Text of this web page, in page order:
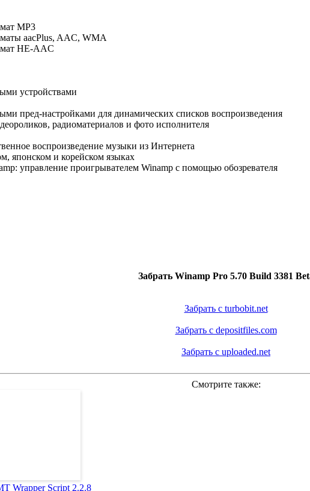
MP3
aacPlus, AAC, WMA
HE-AAC
устройствами
пред-настройками для динамических списков воспроизведения
радиоматериалов и фото исполнителя
воспроизведение музыки из Интернета
японском и корейском языках
управление проигрывателем Winamp с помощью обозревателя
Забрать Winamp Pro 5.70 Build 3381
Забрать с turbobit.net
Забрать с depositfiles.com
Забрать с uploaded.net
Смотрите также:
Wrapper Script 2.2.8